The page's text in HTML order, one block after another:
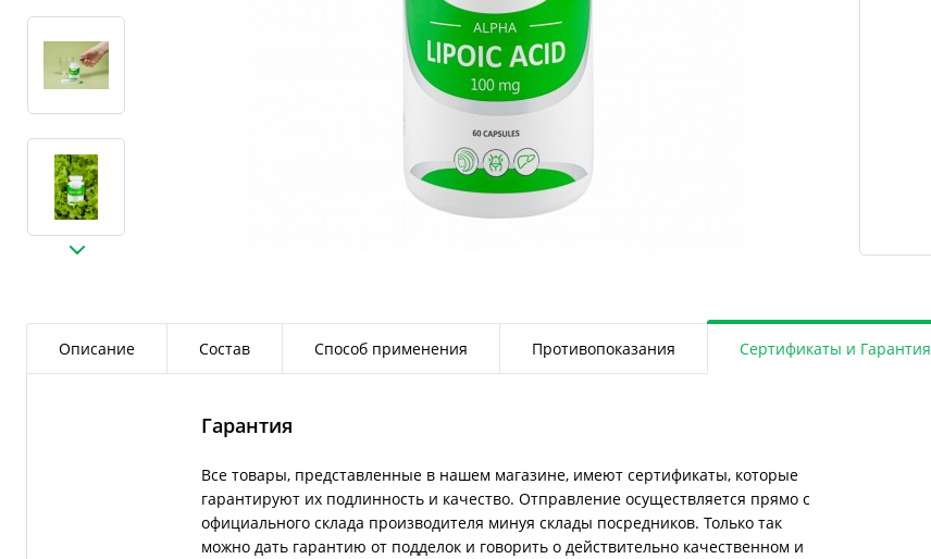
Описание Состав Способ применения Противопоказания Сертификаты и Гарантия
Гарантия
Все товары, представленные в нашем магазине, имеют сертификаты, которые
гарантируют их подлинность и качество. Отправление осуществляется прямо с
официального склада производителя минуя склады посредников. Только так
можно дать гарантию от подделок и говорить о действительно качественном и